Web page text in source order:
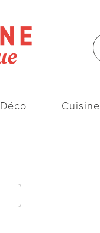
Déco Cuisine